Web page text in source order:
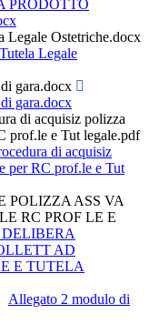
PRODOTTO
Ostetriche.docx
Legale
gara.docx
gara.docx
di acquisiz polizza
prof.le e Tut legale.pdf
di acquisiz
per RC prof.le e Tut
POLIZZA ASS VA
RC PROF LE E
DELIBERA
AD
E TUTELA
Allegato 2 modulo di